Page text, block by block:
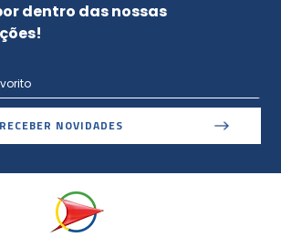
dentro das nossas
RECEBER NOVIDADES